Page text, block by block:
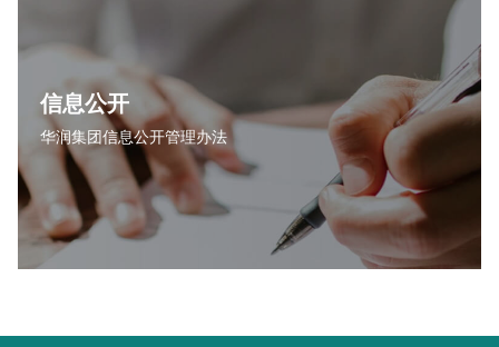
信息公开
华润集团信息公开管理办法